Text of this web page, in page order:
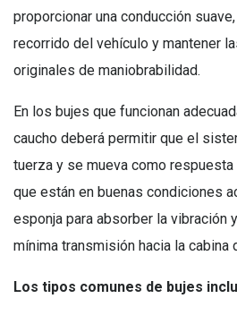
proporcionar una conducción
recorrido del vehículo y mantener
originales de maniobrabilidad.
En los bujes que funcionan
caucho deberá permitir que el
tuerza y se mueva como
que están en buenas condiciones
esponja para absorber la vibración
mínima transmisión hacia la cabina
Los tipos comunes de bujes